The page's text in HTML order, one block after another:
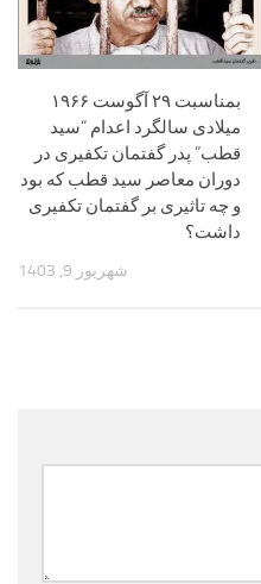
بمناسبت ۲۹ آگوست ۱۹۶۶
میلادی سالگرد اعدام “سید
قطب” پدر گفتمان تکفیری در
دوران معاصر سید قطب که بود
و چه تاثیری بر گفتمان تکفیری
داشت؟
شهریور 9, 1403